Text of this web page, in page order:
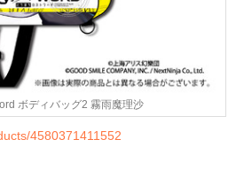
ボディバッグ2 霧雨魔理沙
4580371411552